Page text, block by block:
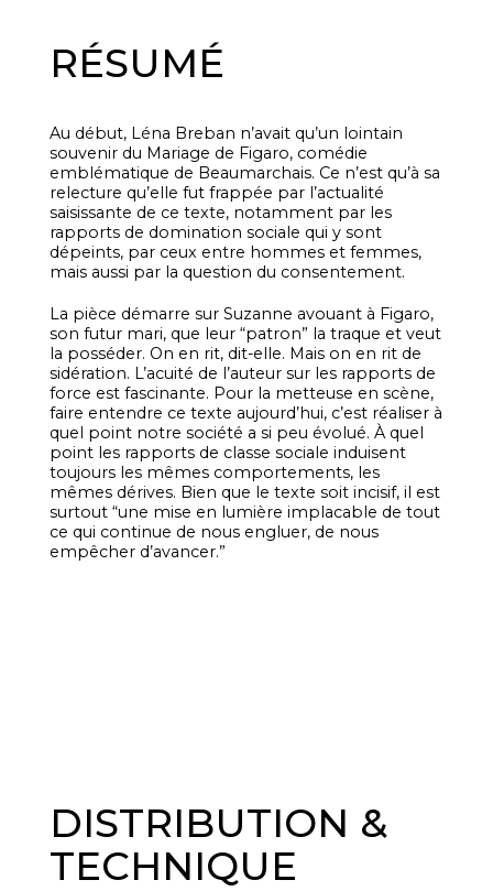
RÉSUMÉ
Au début, Léna Breban n’avait qu’un lointain
souvenir du Mariage de Figaro, comédie
emblématique de Beaumarchais. Ce n’est qu’à sa
relecture qu’elle fut frappée par l’actualité
saisissante de ce texte, notamment par les
rapports de domination sociale qui y sont
dépeints, par ceux entre hommes et femmes,
mais aussi par la question du consentement.
La pièce démarre sur Suzanne avouant à Figaro,
son futur mari, que leur “patron” la traque et veut
la posséder. On en rit, dit-elle. Mais on en rit de
sidération. L’acuité de l’auteur sur les rapports de
force est fascinante. Pour la metteuse en scène,
faire entendre ce texte aujourd’hui, c’est réaliser à
quel point notre société a si peu évolué. À quel
point les rapports de classe sociale induisent
toujours les mêmes comportements, les
mêmes dérives. Bien que le texte soit incisif, il est
surtout “une mise en lumière implacable de tout
ce qui continue de nous engluer, de nous
empêcher d’avancer.”
DISTRIBUTION &
TECHNIQUE